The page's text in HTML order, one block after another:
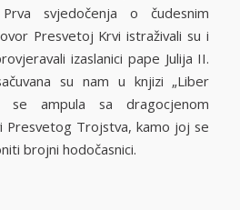
svjedočenja o čudesnim
Presvetoj Krvi istraživali su i
izaslanici pape Julija II.
su nam u knjizi „Liber
se ampula sa dragocjenom
Presvetog Trojstva, kamo joj se
brojni hodočasnici.